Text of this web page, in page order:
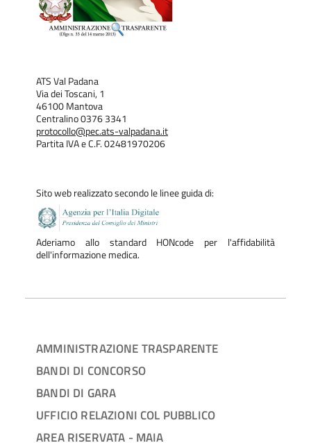
ATS Val Padana
Via dei Toscani, 1
46100 Mantova
Centralino 0376 3341
protocollo@pec.ats-valpadana.it
Partita IVA e C.F. 02481970206
Sito web realizzato secondo le linee guida di:
Aderiamo allo standard HONcode per l'affidabilità
dell'informazione medica.
AMMINISTRAZIONE TRASPARENTE
BANDI DI CONCORSO
BANDI DI GARA
UFFICIO RELAZIONI COL PUBBLICO
AREA RISERVATA - MAIA